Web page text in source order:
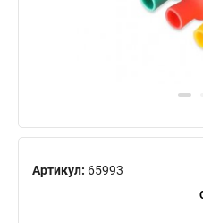
Артикул: 65993